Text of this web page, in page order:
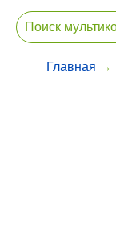
Главная →